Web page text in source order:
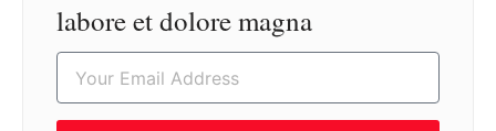
labore et dolore magna